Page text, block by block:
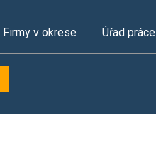
Firmy v okrese Úřad práce